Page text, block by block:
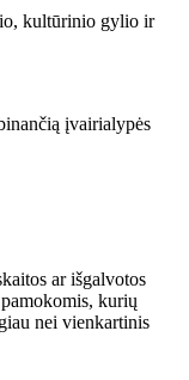
kultūrinio gylio ir
įvairialypės
ar išgalvotos
kurių
nei vienkartinis